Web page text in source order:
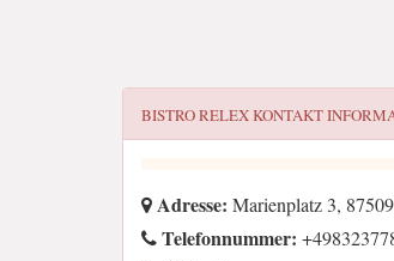
BISTRO RELEXKONTAKT
Adresse: Marienplatz 3,
Telefonnummer: